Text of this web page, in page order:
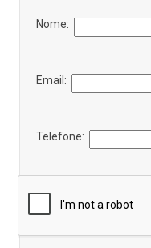
Nome:
Email:
Telefone: